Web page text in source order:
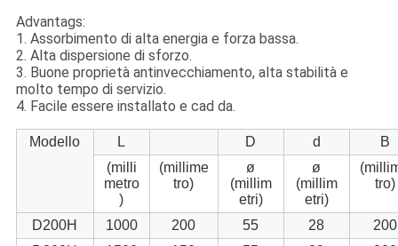
Advantags:
1. Assorbimento di alta energia e forza bassa.
2. Alta dispersione di sforzo.
3. Buone proprietà antinvecchiamento, alta stabilità e
molto tempo di servizio.
4. Facile essere installato e cad da.
Modello L D d
B
(milli
metro
)
(millime
tro)
ø
(millim
etri)
ø
(millim
etri)
tro)
D200H 1000 200 55 28
200